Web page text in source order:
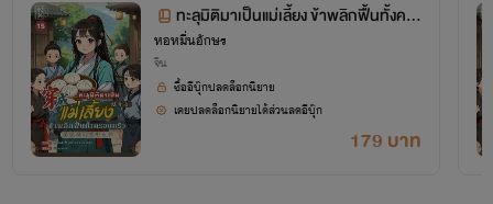
ทะลุมิติมาเป็นแม่เลี้ยง ข้าพลิกฟื้นทั้งคร
อบครัว เล่ม 15 (จบ+ตอนพิเศษ)
หอหมื่นอักษร
จีน
179 บาท
ซื้ออีบุ๊กปลดล็อกนิยาย
เคยปลดล็อกนิยายได้ส่วนลดอีบุ๊ก